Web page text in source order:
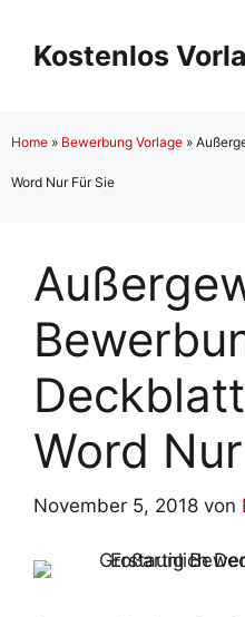
Inhalt
springen
Kostenlos
Home » Bewerbung Vorlage »
Word Nur Für Sie
Word
November 5, 2018 von